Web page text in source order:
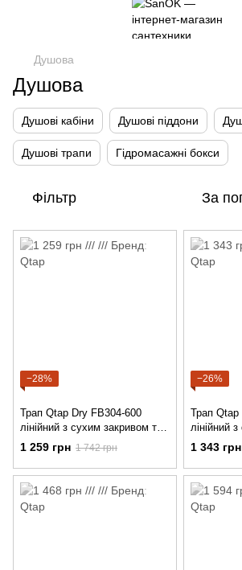
Душова
Душова
Душові кабіни Душові піддони
Душові трапи Гідромасажні бокси
Фільтр За
−28%
Трап Qtap Dry FB304-600
лінійний з сухим закривом та
нержавіючою решіткою
1 259 грн 1 742 грн
−26%
Трап Qtap
лінійний
1 343 грн